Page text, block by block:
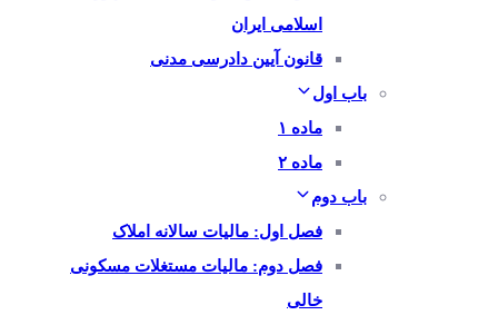
اسلامی ایران
قانون آیین دادرسی مدنی
باب اول
ماده ۱
ماده ۲
باب دوم
فصل اول: مالیات سالانه املاک
فصل دوم: مالیات مستغلات مسکونی
خالی